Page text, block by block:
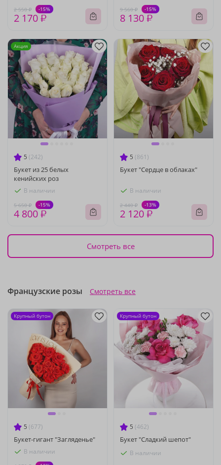
2 550 ₽ -15%
2 170 ₽
9 560 ₽ -15%
8 130 ₽
5 (242)
Букет из 25 белых
кенийских роз
В наличии
5 650 ₽ -15%
4 800 ₽
Акция
5 (861)
Букет "Сердце в облаках"
В наличии
2 440 ₽ -13%
2 120 ₽
Смотреть все
Французские розы Смотреть все
5 (677)
Букет-гигант "Загляденье"
В наличии
Крупный бутон
5 (462)
Букет "Сладкий шепот"
В наличии
Крупный бутон